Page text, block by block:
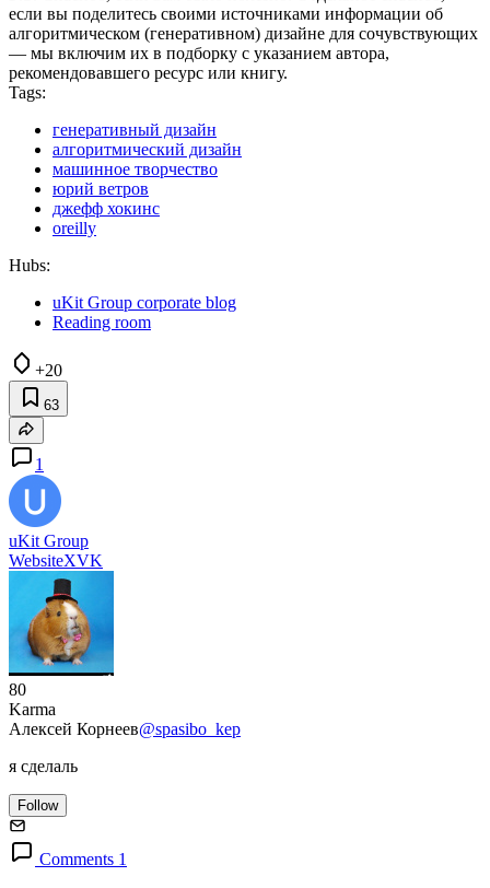
если вы поделитесь своими источниками информации об
алгоритмическом (генеративном) дизайне для сочувствующих
— мы включим их в подборку с указанием автора,
рекомендовавшего ресурс или книгу.
Tags:
генеративный дизайн
алгоритмический дизайн
машинное творчество
юрий ветров
джефф хокинс
oreilly
Hubs:
uKit Group corporate blog
Reading room
+20
63
1
uKit Group
WebsiteXVK
80
Karma
Алексей Корнеев@spasibo_kep
я сделаль
Follow
Comments 1